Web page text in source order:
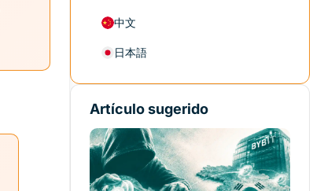
中文
日本語
Artículo sugerido